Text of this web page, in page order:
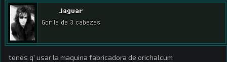
Jaguar
Gorila de 3 cabezas
tenes q' usar la maquina fabricadora de orichalcum